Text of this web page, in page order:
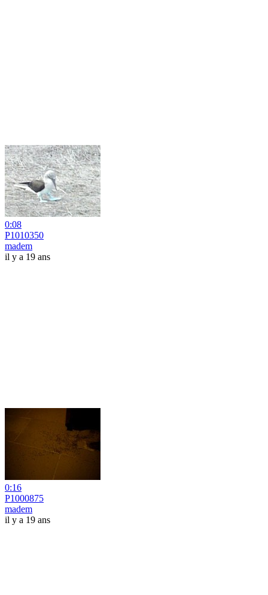
0:08
P1010350
madem
il y a 19 ans
0:16
P1000875
madem
il y a 19 ans